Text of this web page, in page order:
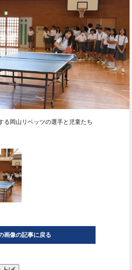
る岡山リベッツの選手と児童たち
画像の記事に戻る